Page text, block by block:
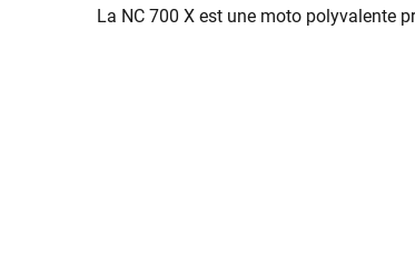
La NC 700 X est une moto polyvalente